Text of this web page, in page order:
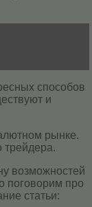
способов
и
рынке.
трейдера.
возможностей
поговорим про
статьи: